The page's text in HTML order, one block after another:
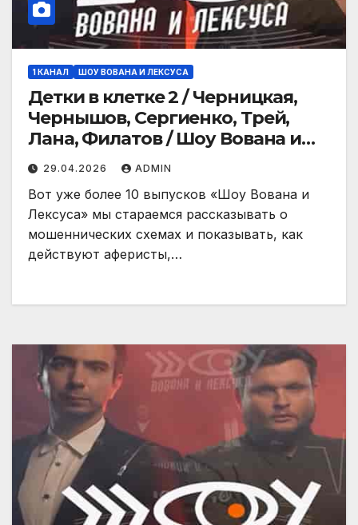
1 КАНАЛ ШОУ ВОВАНА И ЛЕКСУСА
Детки в клетке 2 / Черницкая,
Чернышов, Сергиенко, Трей,
Лана, Филатов / Шоу Вована и
Лексуса
29.04.2026 ADMIN
Вот уже более 10 выпусков «Шоу Вована и
Лексуса» мы стараемся рассказывать о
мошеннических схемах и показывать, как
действуют аферисты,…